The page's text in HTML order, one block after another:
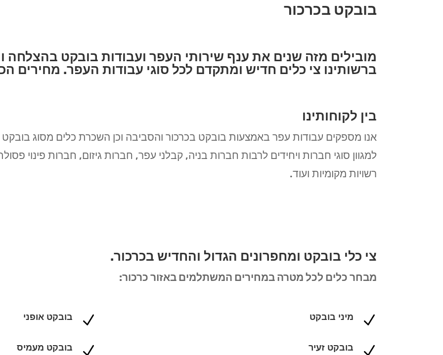
בובקט בכרכור
מובילים מזה שנים את ענף שירותי העפר ועבודות בובקט בהצלחה
ברשותינו צי כלים חדיש ומתקדם לכל סוגי עבודות העפר. מחירים
בין לקוחותינו
אנו מספקים עבודות עפר באמצעות בובקט בכרכור והסביבה וכן השכרת כלים מסוג
למגוון סוגי חברות ויחידים לרבות חברות בניה, קבלני עפר, חברות גיזום, חברות פינוי
רשויות מקומיות ועוד.
צי כלי בובקט ומחפרונים הגדול והחדיש בכרכור.
מבחר כלים לכל מטרה במחירים המשתלמים באזור כרכור:
N בובקט אופני
N בובקט מעמיס
N מיני בובקט
N בובקט זעיר